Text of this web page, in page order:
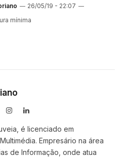
26/05/19 - 22:07
mínima
InstagramLinkedIn
é licenciado em
Empresário na área
de Informação, onde atua